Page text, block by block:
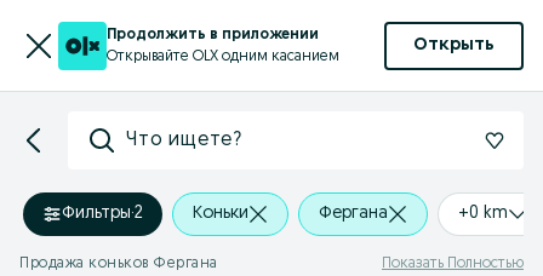
Продолжить в приложении
Открывайте OLX одним касанием
Открыть
Что ищете?
Фильтры·2 Коньки Фергана +0 km
Продажа коньков Фергана Показать Полностью